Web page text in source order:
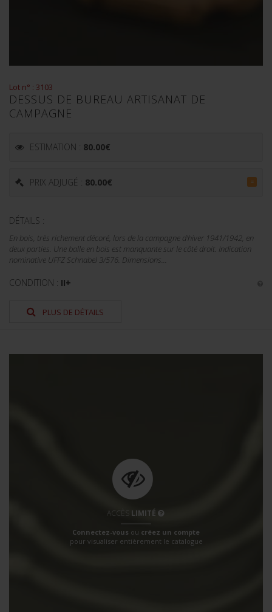
Lot n° : 3103
DESSUS DE BUREAU ARTISANAT DE
CAMPAGNE
ESTIMATION : 80.00€
PRIX ADJUGÉ : 80.00€ =
DÉTAILS :
En bois, très richement décoré, lors de la campagne d'hiver 1941/1942, en
deux parties. Une balle en bois est manquante sur le côté droit. Indication
nominative UFFZ Schnabel 3/576. Dimensions...
CONDITION : II+
PLUS DE DÉTAILS
ACCÈS LIMITÉ
Connectez-vous ou créez un compte
pour visualiser entièrement le catalogue